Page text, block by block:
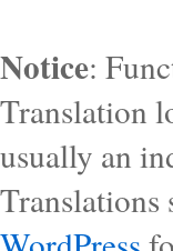
Notice:
Translation
usually an
Translations